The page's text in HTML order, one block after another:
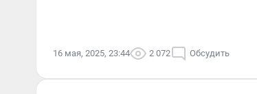
16 мая, 2025, 23:44 2 072 Обсудить